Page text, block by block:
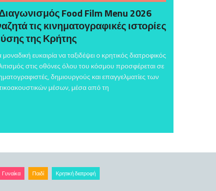
Food Film Menu 2026
τις κινηματογραφικές ιστορίες
της Κρήτης
μοναδική ευκαιρία να ταξιδέψει ο κρητικός διατροφικός
στις οθόνες όλου του κόσμου προσφέρεται σε
δημιουργούς και επαγγελματίες των
μέσων, μέσα από τη
Γυναίκα Παιδί Κρητική διατροφή